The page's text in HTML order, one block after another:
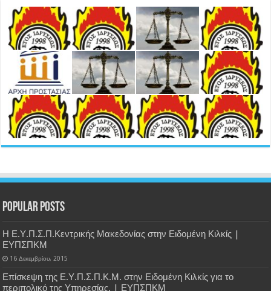
Popular Posts
Η Ε.Υ.Π.Σ.Π.Κεντρικής Μακεδονίας στην Ειδομένη Κιλκίς |
ΕΥΠΣΠΚΜ
16 Δεκεμβρίου, 2015
Επίσκεψη της Ε.Υ.Π.Σ.Π.Κ.Μ. στην Ειδομένη Κιλκίς για το
περιπολικό της Υπηρεσίας. | ΕΥΠΣΠΚΜ